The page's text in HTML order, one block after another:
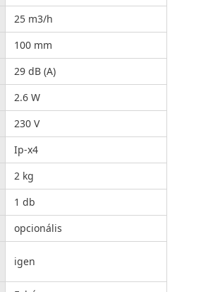
25 m3/h
100 mm
29 dB (A)
2.6 W
230 V
Ip-x4
2 kg
1 db
opcionális
igen